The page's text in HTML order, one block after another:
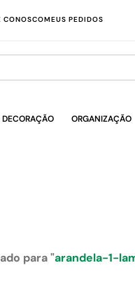
CONOSCOMEUS PEDIDOS
DECORAÇÃO ORGANIZAÇÃO
para "arandela-1-